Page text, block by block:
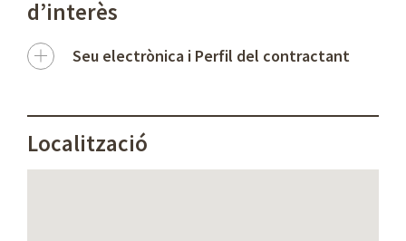
d’interès
Seu electrònica i Perfil del contractant
Localització